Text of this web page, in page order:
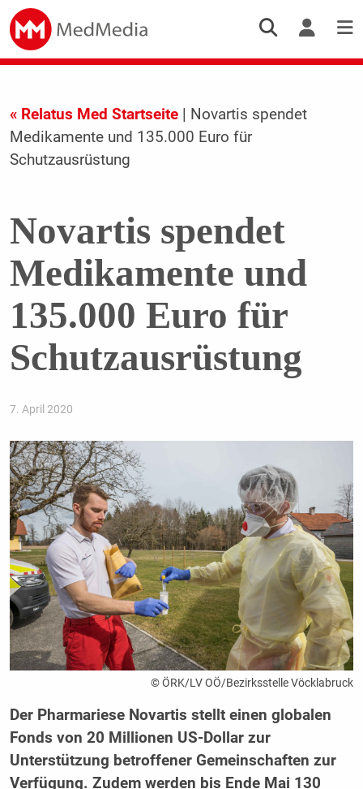
« Relatus Med Startseite| Novartis spendet
Medikamente und 135.000 Euro für
Schutzausrüstung
Novartis spendet
Medikamente und
135.000 Euro für
Schutzausrüstung
7. April 2020
© ÖRK/LV OÖ/Bezirksstelle Vöcklabruck
Der Pharmariese Novartis stellt einen globalen
Fonds von 20 Millionen US-Dollar zur
Unterstützung betroffener Gemeinschaften zur
Verfügung. Zudem werden bis Ende Mai 130